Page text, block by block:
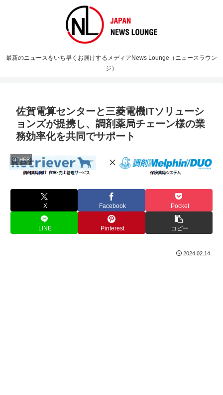
最新のニュースをいち早くお届けするメディアNews Lounge（ニュースラウン
ジ）
佐賀電算センターと三菱電機ITソリューシ
ョンズが提携し、調剤薬局チェーン様の業
務効率化を共同でサポート
OTHER
X Facebook Pocket
LINE Pinterest コピー
2024.02.14